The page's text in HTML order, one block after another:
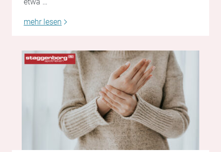
etwa …
mehr lesen